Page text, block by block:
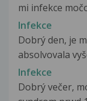
mi infekce
Infekce
Dobrý den, je
absolvovala
Infekce
Dobrý večer,